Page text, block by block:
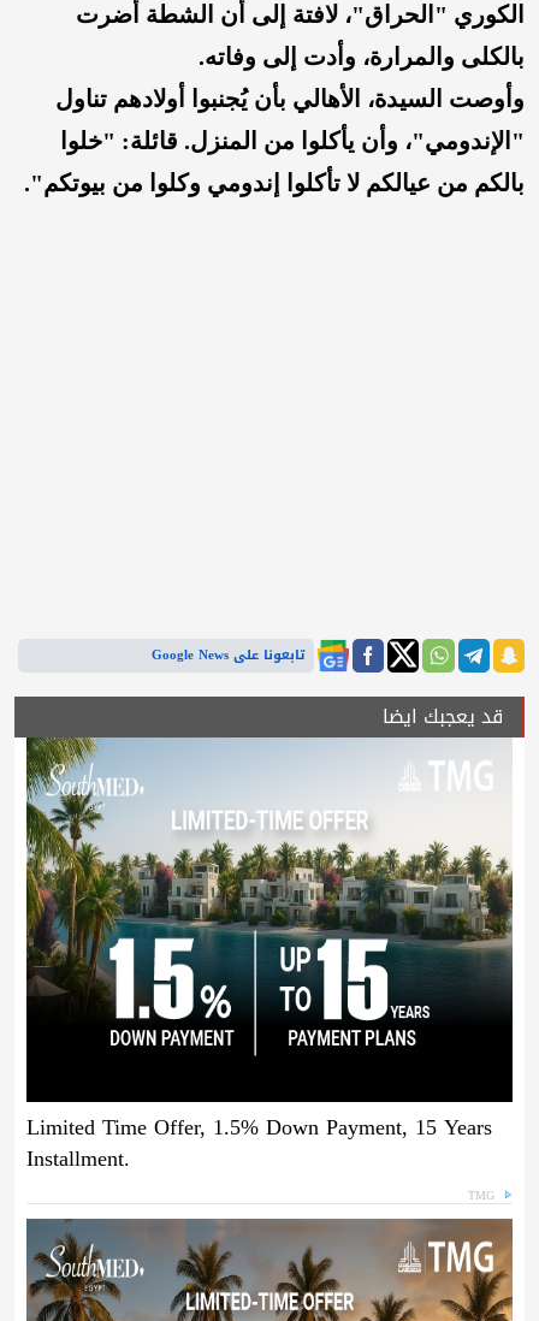
الكوري "الحراق"، لافتة إلى أن الشطة أضرت
بالكلى والمرارة، وأدت إلى وفاته.
وأوصت السيدة، الأهالي بأن يُجنبوا أولادهم تناول
"الإندومي"، وأن يأكلوا من المنزل. قائلة: "خلوا
بالكم من عيالكم لا تأكلوا إندومي وكلوا من بيوتكم".
تابعونا على Google News
قد يعجبك ايضا
Limited Time Offer, 1.5% Down Payment, 15 Years
Installment.
TMG